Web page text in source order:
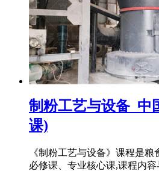
制粉工艺与设备_中
课)
《制粉工艺与设备》课程是
必修课、专业核心课,课程内